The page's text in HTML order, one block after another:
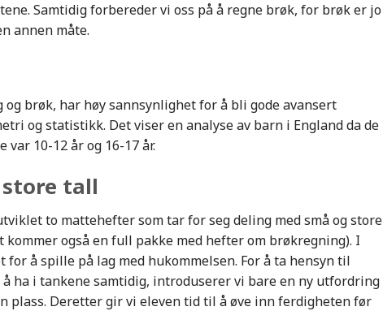
Samtidig forbereder vi oss på å regne brøk, for brøk er jo
annen måte.
og brøk, har høy sannsynlighet for å bli gode avansert
og statistikk. Det viser en analyse av barn i England da de
var 10-12 år og 16-17 år.
store tall
to mattehefter som tar for seg deling med små og store
også en full pakke med hefter om brøkregning). I
for å spille på lag med hukommelsen. For å ta hensyn til
ha i tankene samtidig, introduserer vi bare en ny utfordring
plass. Deretter gir vi eleven tid til å øve inn ferdigheten før